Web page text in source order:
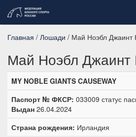
Главная / Лошади / Май Ноэбл Джаинт
Май Ноэбл Джаинт
MY NOBLE GIANTS CAUSEWAY
Паспорт № ФКСР: 033009 статус
Выдан 26.04.2024
Страна рождения: Ирландия